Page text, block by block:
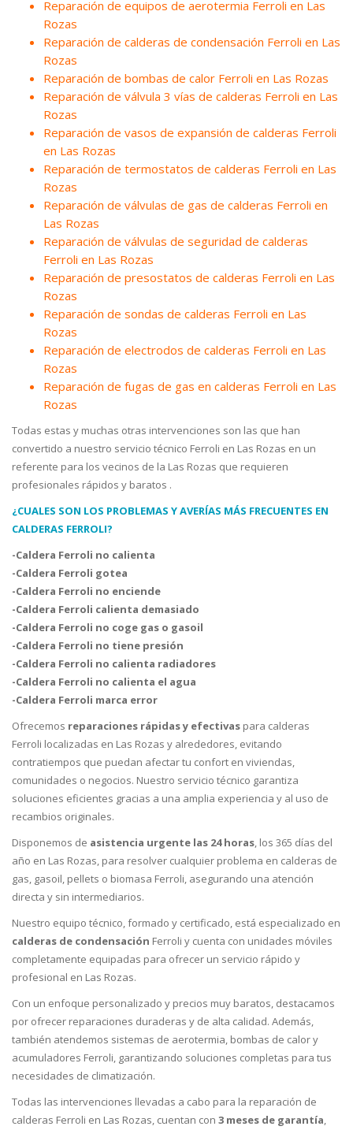
Reparación de equipos de aerotermia Ferroli en Las
Rozas
Reparación de calderas de condensación Ferroli en Las
Rozas
Reparación de bombas de calor Ferroli en Las Rozas
Reparación de válvula 3 vías de calderas Ferroli en Las
Rozas
Reparación de vasos de expansión de calderas Ferroli
en Las Rozas
Reparación de termostatos de calderas Ferroli en Las
Rozas
Reparación de válvulas de gas de calderas Ferroli en
Las Rozas
Reparación de válvulas de seguridad de calderas
Ferroli en Las Rozas
Reparación de presostatos de calderas Ferroli en Las
Rozas
Reparación de sondas de calderas Ferroli en Las
Rozas
Reparación de electrodos de calderas Ferroli en Las
Rozas
Reparación de fugas de gas en calderas Ferroli en Las
Rozas
Todas estas y muchas otras intervenciones son las que han
convertido a nuestro servicio técnico Ferroli en Las Rozas en un
referente para los vecinos de la Las Rozas que requieren
profesionales rápidos y baratos .
¿CUALES SON LOS PROBLEMAS Y AVERÍAS MÁS FRECUENTES EN
CALDERAS FERROLI?
-Caldera Ferroli no calienta
-Caldera Ferroli gotea
-Caldera Ferroli no enciende
-Caldera Ferroli calienta demasiado
-Caldera Ferroli no coge gas o gasoil
-Caldera Ferroli no tiene presión
-Caldera Ferroli no calienta radiadores
-Caldera Ferroli no calienta el agua
-Caldera Ferroli marca error
Ofrecemos reparaciones rápidas y efectivas para calderas
Ferroli localizadas en Las Rozas y alrededores, evitando
contratiempos que puedan afectar tu confort en viviendas,
comunidades o negocios. Nuestro servicio técnico garantiza
soluciones eficientes gracias a una amplia experiencia y al uso de
recambios originales.
Disponemos de asistencia urgente las 24 horas, los 365 días del
año en Las Rozas, para resolver cualquier problema en calderas de
gas, gasoil, pellets o biomasa Ferroli, asegurando una atención
directa y sin intermediarios.
Nuestro equipo técnico, formado y certificado, está especializado en
calderas de condensación Ferroli y cuenta con unidades móviles
completamente equipadas para ofrecer un servicio rápido y
profesional en Las Rozas.
Con un enfoque personalizado y precios muy baratos, destacamos
por ofrecer reparaciones duraderas y de alta calidad. Además,
también atendemos sistemas de aerotermia, bombas de calor y
acumuladores Ferroli, garantizando soluciones completas para tus
necesidades de climatización.
Todas las intervenciones llevadas a cabo para la reparación de
calderas Ferroli en Las Rozas, cuentan con 3 meses de garantía,